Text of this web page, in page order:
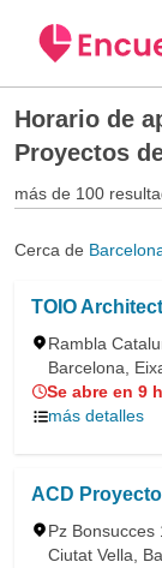
Horario de
Proyectos
más de 100
Cerca de
TOIO
Rambla
Barcelona,
Se abre en 9
más detalles
ACD
Pz Bonsucces
Ciutat Vella,